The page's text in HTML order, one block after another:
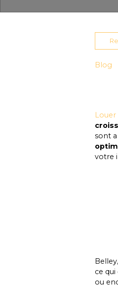
Blog
Louer
sont a
votre
ce
ou